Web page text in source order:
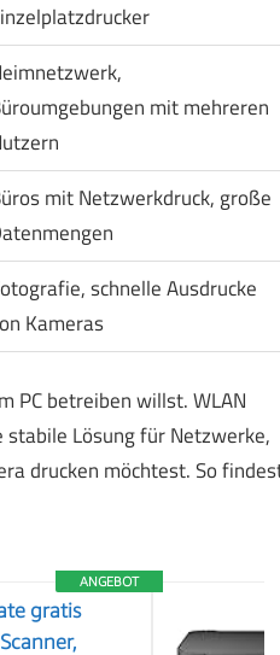
mit mehreren
mit Netzwerkdruck, große
schnelle Ausdrucke
Kameras
PC betreiben willst. WLAN
Lösung für Netzwerke,
drucken möchtest. So
ANGEBOT
gratis